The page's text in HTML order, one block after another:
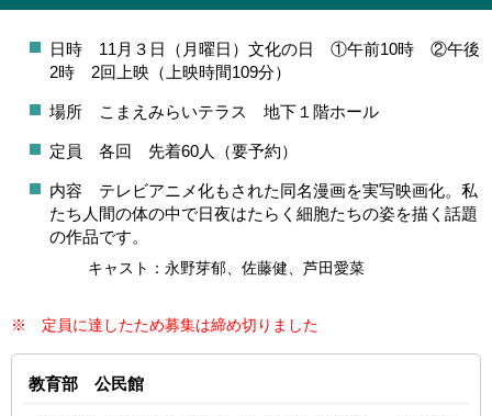
日時 11月３日（月曜日）文化の日 ①午前10時 ②午後
2時 2回上映（上映時間109分）
場所 こまえみらいテラス 地下１階ホール
定員 各回 先着60人（要予約）
内容 テレビアニメ化もされた同名漫画を実写映画化。私
たち人間の体の中で日夜はたらく細胞たちの姿を描く話題
の作品です。
キャスト：永野芽郁、佐藤健、芦田愛菜
※ 定員に達したため募集は締め切りました
教育部 公民館